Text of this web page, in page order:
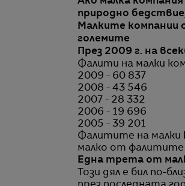
природно
Малките компании
големите
През 2009 г. на
Фалити на малки
2009 - 60 837
2008 - 43 546
2007 - 28 332
2006 - 19 696
2005 - 39 201
Фалитите на малки
малко от фалитите
Една трета от
Този дял е бил по-